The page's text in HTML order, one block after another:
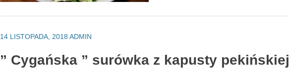
14 LISTOPADA, 2018 ADMIN
” Cygańska ” surówka z kapusty pekińskiej